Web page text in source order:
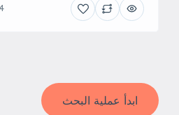
ابدأ عملية البحث